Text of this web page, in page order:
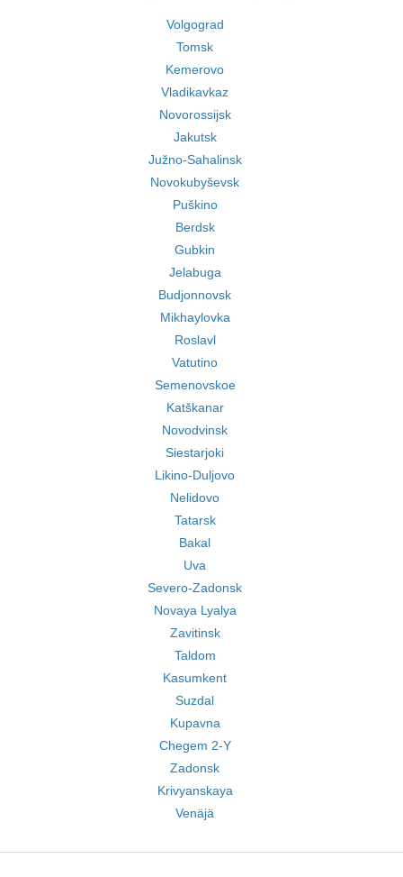
Volgograd
Tomsk
Kemerovo
Vladikavkaz
Novorossijsk
Jakutsk
Južno-Sahalinsk
Novokubyševsk
Puškino
Berdsk
Gubkin
Jelabuga
Budjonnovsk
Mikhaylovka
Roslavl
Vatutino
Semenovskoe
Katškanar
Novodvinsk
Siestarjoki
Likino-Duljovo
Nelidovo
Tatarsk
Bakal
Uva
Severo-Zadonsk
Novaya Lyalya
Zavitinsk
Taldom
Kasumkent
Suzdal
Kupavna
Chegem 2-Y
Zadonsk
Krivyanskaya
Venäjä